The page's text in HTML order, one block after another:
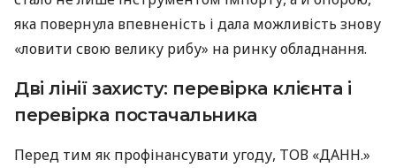
яка повернула впевненість і дала можливість знову
«ловити свою велику рибу» на ринку обладнання.
Дві лінії захисту: перевірка клієнта і
перевірка постачальника
Перед тим як профінансувати угоду, ТОВ «ДАНН.»